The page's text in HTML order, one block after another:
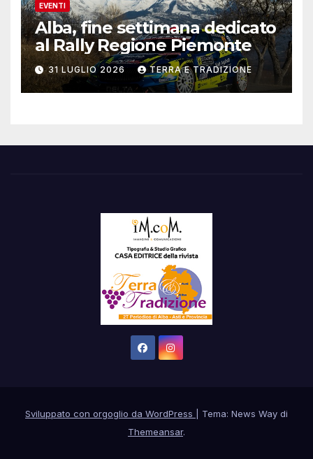
EVENTI
Alba, fine settimana dedicato
al Rally Regione Piemonte
31 LUGLIO 2026 TERRA E TRADIZIONE
Sviluppato con orgoglio da WordPress
Tema: News Way di
Themeansar.